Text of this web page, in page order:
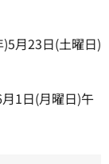
月23日(土曜日)
1日(月曜日)午